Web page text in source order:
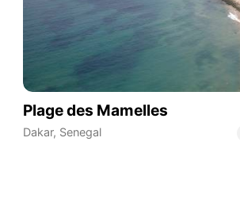
Plage des Mamelles
Dakar, Senegal